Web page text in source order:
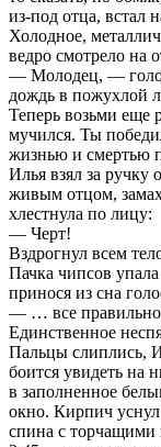
из-под отца, встал
Холодное,
ведро смотрело на
— Молодец, —
дождь в пожухлой
Теперь возьми еще
мучился. Ты
жизнью и смертью
Илья взял за ручку
живым отцом,
хлестнула по лицу:
— Черт!
Вздрогнул всем
Пачка чипсов
принося из сна
— … все
Единственное
Пальцы слиплись,
боится увидеть на
в заполненное
окно. Кирпич
спина с